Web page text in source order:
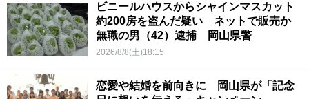
ビニールハウスからシャインマスカット
約200房を盗んだ疑い ネットで販売か
無職の男（42）逮捕 岡山県警
2026/8/8(土)18:15
恋愛や結婚を前向きに 岡山県が「記念